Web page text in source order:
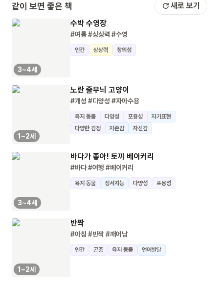
같이 보면 좋은 책 새로 보기
3~4세
수박 수영장
#여름#상상력 #수영
인간 상상력 창의성
1~2세
노란 줄무늬 고양이
#개성 #다양성 #자아수용
육지 동물 다양성 포용성
자기표현
다양한 감정
자존감 자신감
3~4세
바다가 좋아! 토끼 베이커리
#바다#여행 #베이커리
육지 동물 정서지능 다양성 포용성
1~2세
반짝
#아침 #반짝#깨어남
인간 곤충 육지 동물 언어발달